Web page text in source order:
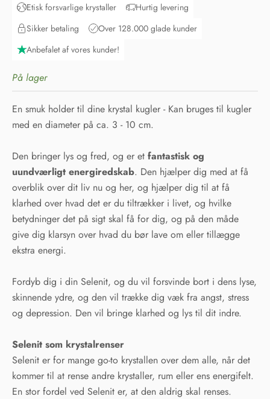
Etisk forsvarlige krystaller
Hurtig levering
Sikker betaling
Over 128.000 glade kunder
Anbefalet af vores kunder!
På lager
En smuk holder til dine krystal kugler - Kan bruges til kugler
med en diameter på ca. 3 - 10 cm.
Den bringer lys og fred, og er et fantastisk og
uundværligt energiredskab. Den hjælper dig med at få
overblik over dit liv nu og her, og hjælper dig til at få
klarhed over hvad det er du tiltrækker i livet, og hvilke
betydninger det på sigt skal få for dig, og på den måde
give dig klarsyn over hvad du bør lave om eller tillægge
ekstra energi.
Fordyb dig i din Selenit, og du vil forsvinde bort i dens lyse,
skinnende ydre, og den vil trække dig væk fra angst, stress
og depression. Den vil bringe klarhed og lys til dit indre.
Selenit som krystalrenser
Selenit er for mange go-to krystallen over dem alle, når det
kommer til at rense andre krystaller, rum eller ens energifelt.
En stor fordel ved Selenit er, at den aldrig skal renses.